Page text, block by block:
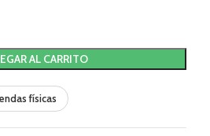
AL CARRITO
físicas